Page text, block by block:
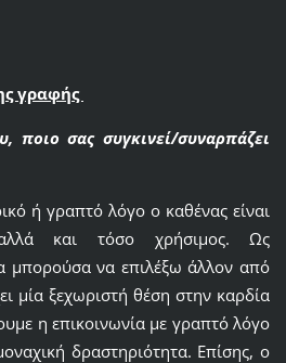
γραφής
ποιο σας συγκινεί/συναρπάζει
ή γραπτό λόγο ο καθένας είναι
και τόσο χρήσιμος. Ως
μπορούσα να επιλέξω άλλον από
μία ξεχωριστή θέση στην καρδία
η επικοινωνία με γραπτό λόγο
δραστηριότητα. Επίσης, ο